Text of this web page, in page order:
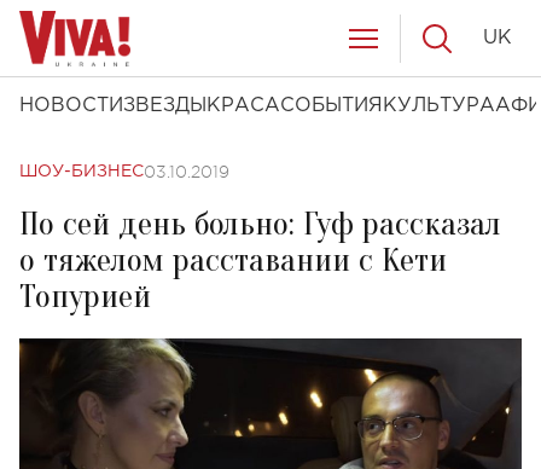
НОВОСТИ ЗВЕЗДЫ КРАСАСОБЫТИЯ КУЛЬТУРА
UK
ШОУ-БИЗНЕС03.10.2019
По сей день больно: Гуф рассказал
о тяжелом расставании с Кети
Топурией